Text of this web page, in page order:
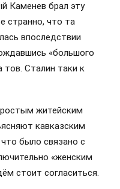
Каменев брал эту
странно, что та
впоследствии
«большого
тов. Сталин таки к
житейским
кавказским
было связано с
«женским
стоит согласиться.